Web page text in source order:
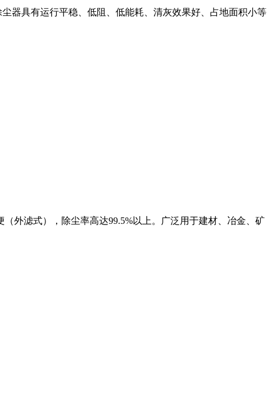
器具有运行平稳、低阻、低能耗、清灰效果好、占地面积小等
外滤式），除尘率高达99.5%以上。广泛用于建材、冶金、矿